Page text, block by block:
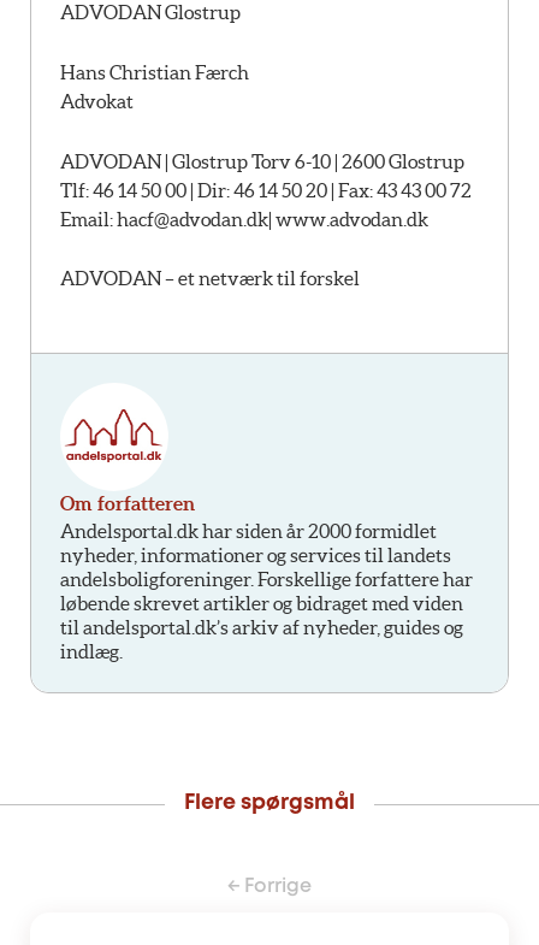
ADVODAN Glostrup
Hans Christian Færch
Advokat
ADVODAN | Glostrup Torv 6-10 | 2600 Glostrup
Tlf: 46 14 50 00 | Dir: 46 14 50 20 | Fax: 43 43 00 72
Email: hacf@advodan.dk| www.advodan.dk
ADVODAN – et netværk til forskel
Om forfatteren
Andelsportal.dk har siden år 2000 formidlet
nyheder, informationer og services til landets
andelsboligforeninger. Forskellige forfattere har
løbende skrevet artikler og bidraget med viden
til andelsportal.dk’s arkiv af nyheder, guides og
indlæg.
Flere spørgsmål
← Forrige